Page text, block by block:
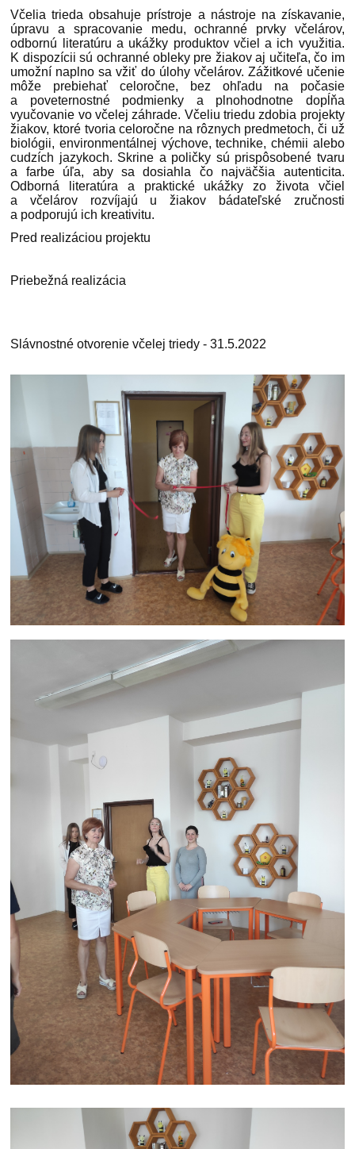
Včelia trieda obsahuje prístroje a nástroje na získavanie,
úpravu a spracovanie medu, ochranné prvky včelárov,
odbornú literatúru a ukážky produktov včiel a ich využitia.
K dispozícii sú ochranné obleky pre žiakov aj učiteľa, čo im
umožní naplno sa vžiť do úlohy včelárov. Zážitkové učenie
môže prebiehať celoročne, bez ohľadu na počasie
a poveternostné podmienky a plnohodnotne dopĺňa
vyučovanie vo včelej záhrade. Včeliu triedu zdobia projekty
žiakov, ktoré tvoria celoročne na rôznych predmetoch, či už
biológii, environmentálnej výchove, technike, chémii alebo
cudzích jazykoch. Skrine a poličky sú prispôsobené tvaru
a farbe úľa, aby sa dosiahla čo najväčšia autenticita.
Odborná literatúra a praktické ukážky zo života včiel
a včelárov rozvíjajú u žiakov bádateľské zručnosti
a podporujú ich kreativitu.
Pred realizáciou projektu
Priebežná realizácia
Slávnostné otvorenie včelej triedy - 31.5.2022